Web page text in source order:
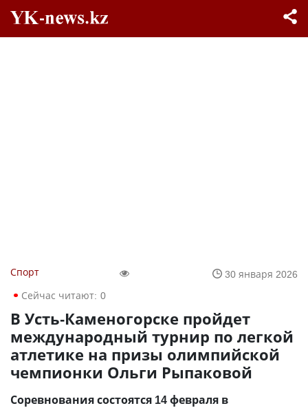
Спорт
30 января 2026
Сейчас читают: 0
В Усть-Каменогорске пройдет
международный турнир по легкой
атлетике на призы олимпийской
чемпионки Ольги Рыпаковой
Соревнования состоятся 14 февраля в